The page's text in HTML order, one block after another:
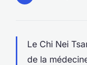
Le Chi Nei
de la